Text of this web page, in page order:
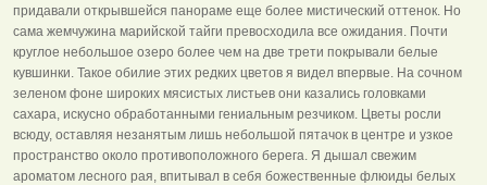
придавали открывшейся панораме еще более мистический оттенок. Но
сама жемчужина марийской тайги превосходила все ожидания. Почти
круглое небольшое озеро более чем на две трети покрывали белые
кувшинки. Такое обилие этих редких цветов я видел впервые. На сочном
зеленом фоне широких мясистых листьев они казались головками
сахара, искусно обработанными гениальным резчиком. Цветы росли
всюду, оставляя незанятым лишь небольшой пятачок в центре и узкое
пространство около противоположного берега. Я дышал свежим
ароматом лесного рая, впитывал в себя божественные флюиды белых